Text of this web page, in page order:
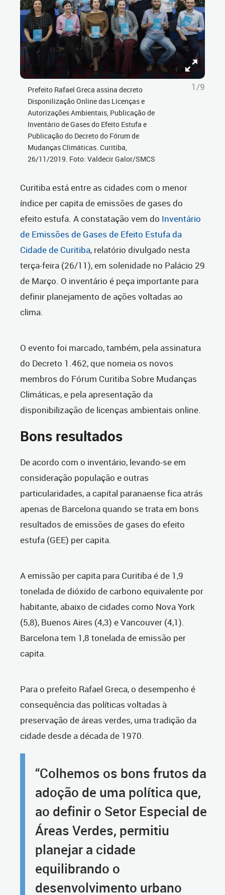
Prefeito Rafael Greca assina decreto
Disponilização Online das Licenças e
Autorizações Ambientais, Publicação de
Inventário de Gases do Efeito Estufa e
Publicação do Decreto do Fórum de
Mudanças Climáticas. Curitiba,
26/11/2019. Foto: Valdecir Galor/SMCS
1/9
Curitiba está entre as cidades com o menor
índice per capita de emissões de gases do
efeito estufa. A constatação vem do Inventário
de Emissões de Gases de Efeito Estufa da
Cidade de Curitiba, relatório divulgado nesta
terça-feira (26/11), em solenidade no Palácio 29
de Março. O inventário é peça importante para
definir planejamento de ações voltadas ao
clima.
O evento foi marcado, também, pela assinatura
do Decreto 1.462, que nomeia os novos
membros do Fórum Curitiba Sobre Mudanças
Climáticas, e pela apresentação da
disponibilização de licenças ambientais online.
Bons resultados
De acordo com o inventário, levando-se em
consideração população e outras
particularidades, a capital paranaense fica atrás
apenas de Barcelona quando se trata em bons
resultados de emissões de gases do efeito
estufa (GEE) per capita.
A emissão per capita para Curitiba é de 1,9
tonelada de dióxido de carbono equivalente por
habitante, abaixo de cidades como Nova York
(5,8), Buenos Aires (4,3) e Vancouver (4,1).
Barcelona tem 1,8 tonelada de emissão per
capita.
Para o prefeito Rafael Greca, o desempenho é
consequência das políticas voltadas à
preservação de áreas verdes, uma tradição da
cidade desde a década de 1970.
“Colhemos os bons frutos da
adoção de uma política que,
ao definir o Setor Especial de
Áreas Verdes, permitiu
planejar a cidade
equilibrando o
desenvolvimento urbano